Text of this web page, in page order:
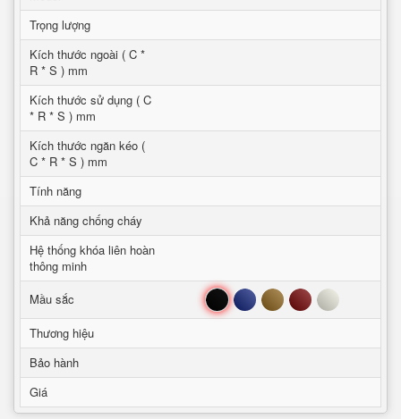
Trọng lượng
Kích thước ngoài ( C *
R * S ) mm
Kích thước sử dụng ( C
* R * S ) mm
Kích thước ngăn kéo (
C * R * S ) mm
Tính năng
Khả năng chống cháy
Hệ thống khóa liên hoàn
thông minh
Mầu sắc
Đen Xanh Nâu Đỏ Trắng
Thương hiệu
Bảo hành
Giá